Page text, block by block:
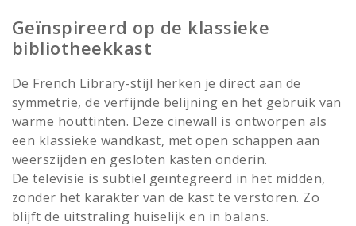
Geïnspireerd op de klassieke
bibliotheekkast
De French Library-stijl herken je direct aan de
symmetrie, de verfijnde belijning en het gebruik van
warme houttinten. Deze cinewall is ontworpen als
een klassieke wandkast, met open schappen aan
weerszijden en gesloten kasten onderin.
De televisie is subtiel geïntegreerd in het midden,
zonder het karakter van de kast te verstoren. Zo
blijft de uitstraling huiselijk en in balans.